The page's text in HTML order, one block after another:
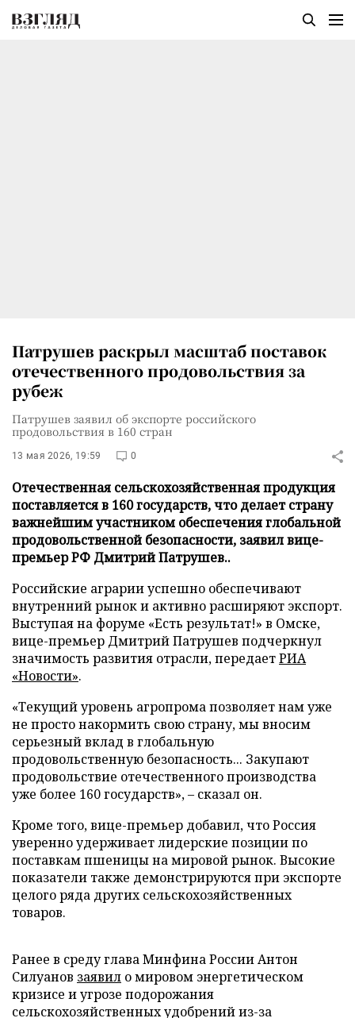
Патрушев раскрыл масштаб поставок
отечественного продовольствия за
рубеж
Патрушев заявил об экспорте российского
продовольствия в 160 стран
13 мая 2026, 19:59 0
Отечественная сельскохозяйственная продукция
поставляется в 160 государств, что делает страну
важнейшим участником обеспечения глобальной
продовольственной безопасности, заявил вице-
премьер РФ Дмитрий Патрушев..
Российские аграрии успешно обеспечивают
внутренний рынок и активно расширяют экспорт.
Выступая на форуме «Есть результат!» в Омске,
вице-премьер Дмитрий Патрушев подчеркнул
значимость развития отрасли, передаетРИА
«Новости».
«Текущий уровень агропрома позволяет нам уже
не просто накормить свою страну, мы вносим
серьезный вклад в глобальную
продовольственную безопасность... Закупают
продовольствие отечественного производства
уже более 160 государств», – сказал он.
Кроме того, вице-премьер добавил, что Россия
уверенно удерживает лидерские позиции по
поставкам пшеницы на мировой рынок. Высокие
показатели также демонстрируются при экспорте
целого ряда других сельскохозяйственных
товаров.
Ранее в среду глава Минфина России Антон
Силуанов заявил о мировом энергетическом
кризисе и угрозе подорожания
сельскохозяйственных удобрений из-за